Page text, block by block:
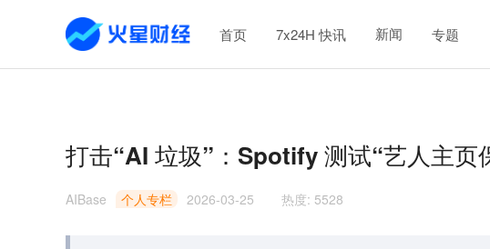
首页 7x24H 快讯 新闻 专题
打击“AI 垃圾”：Spotify 测试“艺人主页
AIBase 个人专栏 2026-03-25 热度: 5528